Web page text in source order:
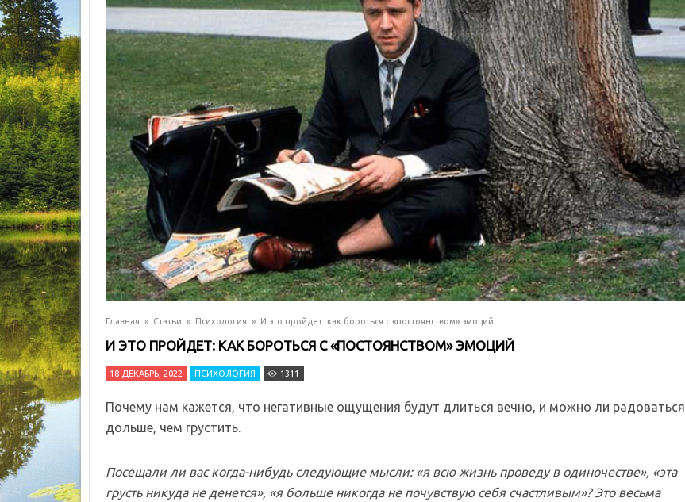
Главная » Статьи » Психология » И это пройдет: как бороться с «постоянством» эмоций
И ЭТО ПРОЙДЕТ: КАК БОРОТЬСЯ С «ПОСТОЯНСТВОМ» ЭМОЦИЙ
18 ДЕКАБРЬ, 2022 ПСИХОЛОГИЯ 1311
Почему нам кажется, что негативные ощущения будут длиться вечно, и можно ли радоваться
дольше, чем грустить.
Посещали ли вас когда-нибудь следующие мысли: «я всю жизнь проведу в одиночестве», «эта
грусть никуда не денется», «я больше никогда не почувствую себя счастливым»? Это весьма